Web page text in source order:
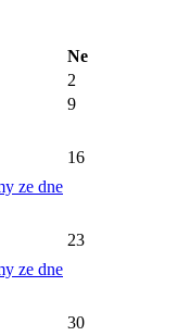
Ne
2
9
ze dne
16
ze dne
23
30